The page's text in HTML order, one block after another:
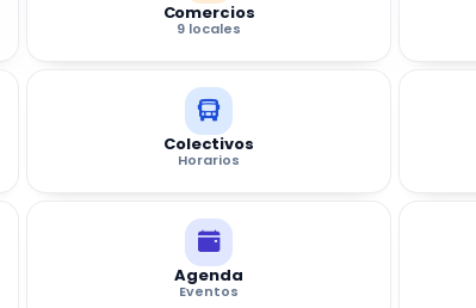
Comercios
9 locales
Colectivos
Horarios
Agenda
Eventos